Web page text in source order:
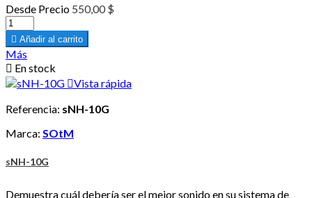
Desde Precio 550,00 $
 Añadir al carrito
Más
 En stock
Vista rápida
Referencia: sNH-10G
Marca: SOtM
sNH-10G
Demuestra cuál debería ser el mejor sonido en su sistema de